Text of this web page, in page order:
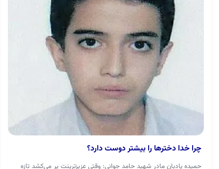
چرا خدا دخترها را بیشتر دوست دارد؟
حمیده پادبان مادر شهید حامد جوانی: وقتی عزیزترینت پر می‌کشد تازه